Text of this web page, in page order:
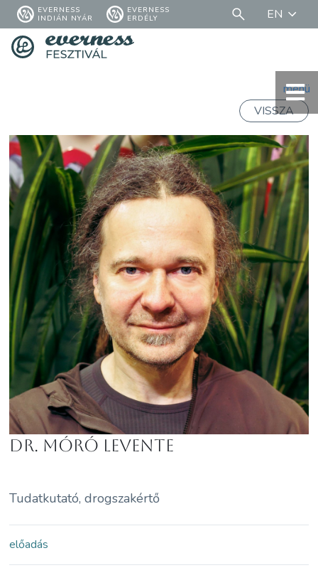
EVERNESS
INDIÁN NYÁR
EVERNESS
ERDÉLY
EN
menü
VISSZA
Dr. Móró Levente
Tudatkutató, drogszakértő
előadás